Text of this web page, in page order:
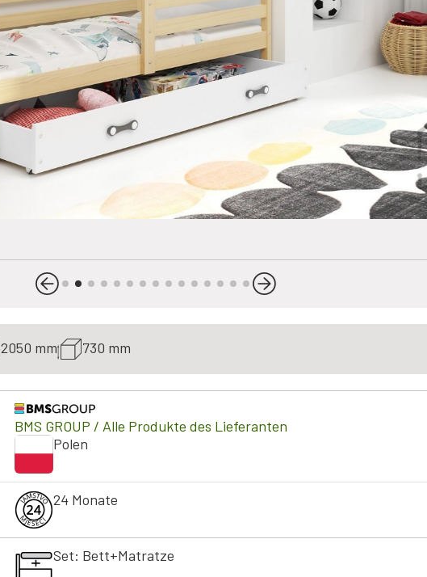
2050 mm 730 mm
BMS GROUP / Alle Produkte des Lieferanten
Polen
24 Monate
Set: Bett+Matratze